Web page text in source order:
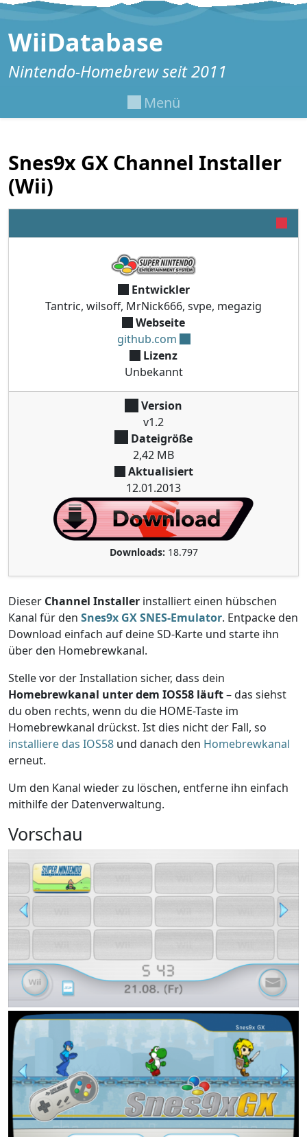
Zum Inhalt springen
WiiDatabase
Nintendo-Homebrew seit 2011
Menü
Snes9x GX Channel Installer
(Wii)
Entwickler
Tantric, wilsoff, MrNick666, svpe, megazig
Webseite
github.com
Lizenz
Unbekannt
Version
v1.2
Dateigröße
2,42 MB
Aktualisiert
12.01.2013
Downloads: 18.797
Dieser Channel Installer installiert einen hübschen
Kanal für den Snes9x GX SNES-Emulator. Entpacke den
Download einfach auf deine SD-Karte und starte ihn
über den Homebrewkanal.
Stelle vor der Installation sicher, dass dein
Homebrewkanal unter dem IOS58 läuft– das siehst
du oben rechts, wenn du die HOME-Taste im
Homebrewkanal drückst. Ist dies nicht der Fall, so
installiere das IOS58 und danach den Homebrewkanal
erneut.
Um den Kanal wieder zu löschen, entferne ihn einfach
mithilfe der Datenverwaltung.
Vorschau